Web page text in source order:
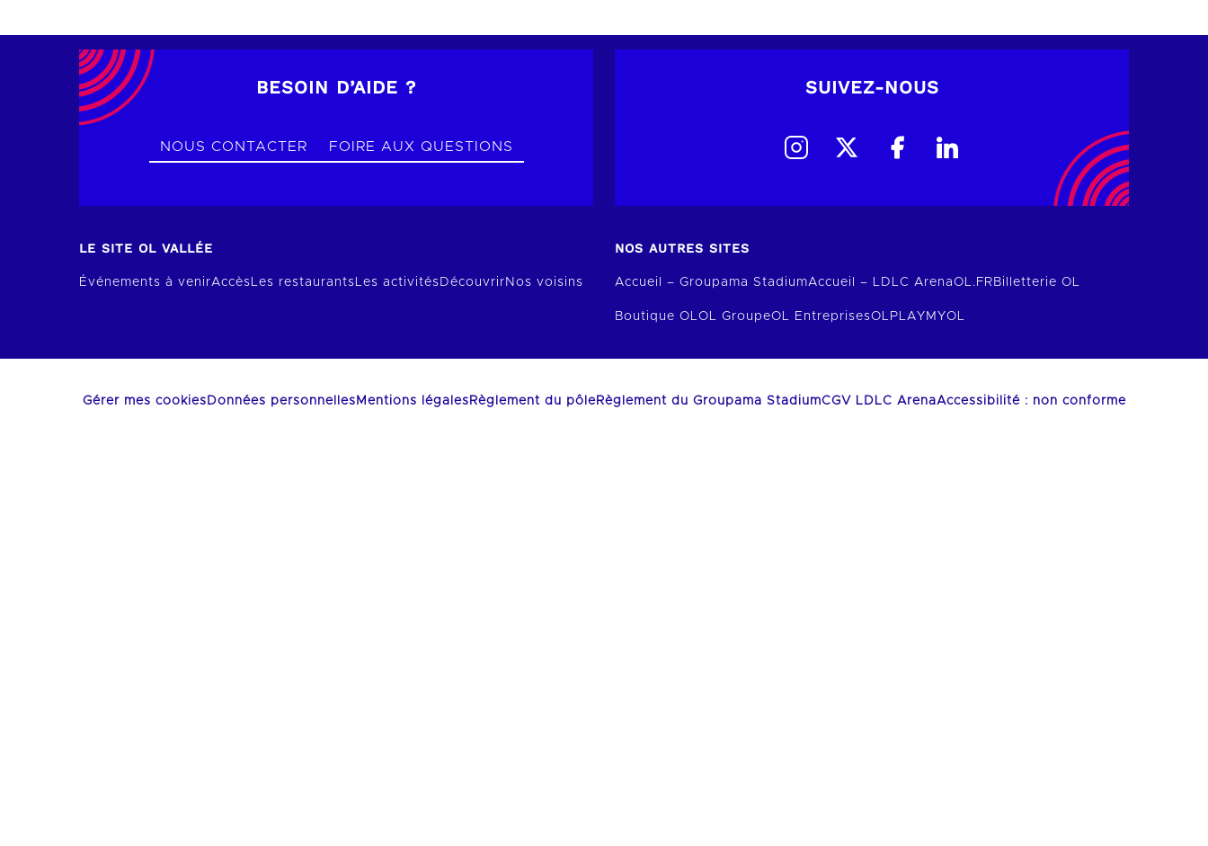
BESOIN D’AIDE ?
NOUS CONTACTER FOIRE AUX QUESTIONS
SUIVEZ-NOUS
LE SITE OL VALLÉE
Événements à venirAccès Les restaurants Les activités Découvrir Nos voisins
NOS AUTRES SITES
Accueil – Groupama StadiumAccueil – LDLC ArenaOL.FR Billetterie OL
Boutique OL OL GroupeOL EntreprisesOLPLAY MYOL
Gérer mes cookies Données personnelles Mentions légales Règlement du pôleRèglement du Groupama StadiumCGV LDLC ArenaAccessibilité : non conforme